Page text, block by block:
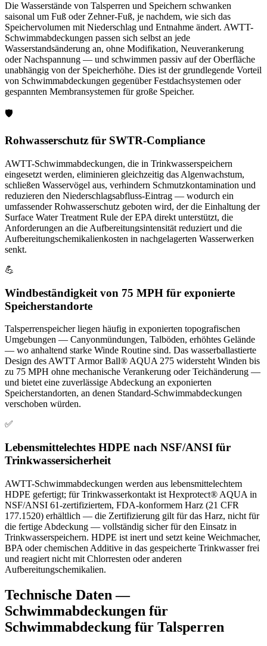
Die Wasserstände von Talsperren und Speichern schwanken
saisonal um Fuß oder Zehner-Fuß, je nachdem, wie sich das
Speichervolumen mit Niederschlag und Entnahme ändert. AWTT-
Schwimmabdeckungen passen sich selbst an jede
Wasserstandsänderung an, ohne Modifikation, Neuverankerung
oder Nachspannung — und schwimmen passiv auf der Oberfläche
unabhängig von der Speicherhöhe. Dies ist der grundlegende Vorteil
von Schwimmabdeckungen gegenüber Festdachsystemen oder
gespannten Membransystemen für große Speicher.
🛡️
Rohwasserschutz für SWTR-Compliance
AWTT-Schwimmabdeckungen, die in Trinkwasserspeichern
eingesetzt werden, eliminieren gleichzeitig das Algenwachstum,
schließen Wasservögel aus, verhindern Schmutzkontamination und
reduzieren den Niederschlagsabfluss-Eintrag — wodurch ein
umfassender Rohwasserschutz geboten wird, der die Einhaltung der
Surface Water Treatment Rule der EPA direkt unterstützt, die
Anforderungen an die Aufbereitungsintensität reduziert und die
Aufbereitungschemikalienkosten in nachgelagerten Wasserwerken
senkt.
💪
Windbeständigkeit von 75 MPH für exponierte
Speicherstandorte
Talsperrenspeicher liegen häufig in exponierten topografischen
Umgebungen — Canyonmündungen, Talböden, erhöhtes Gelände
— wo anhaltend starke Winde Routine sind. Das wasserballastierte
Design des AWTT Armor Ball® AQUA 275 widersteht Winden bis
zu 75 MPH ohne mechanische Verankerung oder Teichänderung —
und bietet eine zuverlässige Abdeckung an exponierten
Speicherstandorten, an denen Standard-Schwimmabdeckungen
verschoben würden.
✅
Lebensmittelechtes HDPE nach NSF/ANSI für
Trinkwassersicherheit
AWTT-Schwimmabdeckungen werden aus lebensmittelechtem
HDPE gefertigt; für Trinkwasserkontakt ist Hexprotect® AQUA in
NSF/ANSI 61-zertifiziertem, FDA-konformem Harz (21 CFR
177.1520) erhältlich — die Zertifizierung gilt für das Harz, nicht für
die fertige Abdeckung — vollständig sicher für den Einsatz in
Trinkwasserspeichern. HDPE ist inert und setzt keine Weichmacher,
BPA oder chemischen Additive in das gespeicherte Trinkwasser frei
und reagiert nicht mit Chlorresten oder anderen
Aufbereitungschemikalien.
Technische Daten —
Schwimmabdeckungen für
Schwimmabdeckung für Talsperren